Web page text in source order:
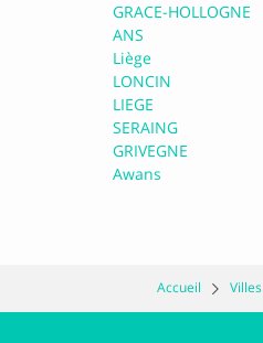
GRACE-HOLLOGNE
ANS
Liège
LONCIN
LIEGE
SERAING
GRIVEGNE
Awans
Accueil Villes